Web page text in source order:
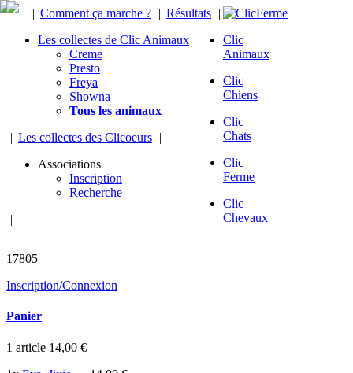
| Comment ça marche ? | Résultats |
Les collectes de Clic Animaux
Creme
Presto
Freya
Showna
Tous les animaux
| Les collectes des Clicoeurs |
Associations
Inscription
Recherche
|
Clic
Animaux
Clic
Chiens
Clic
Chats
Clic
Ferme
Clic
Chevaux
17805
Inscription/Connexion
Panier
1 article 14,00 €